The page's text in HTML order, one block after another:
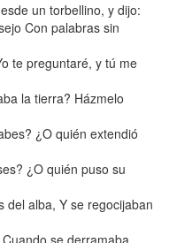
un torbellino, y dijo:
Con palabras sin
te preguntaré, y tú me
la tierra? Házmelo
¿O quién extendió
¿O quién puso su
del alba, Y se regocijaban
se derramaba